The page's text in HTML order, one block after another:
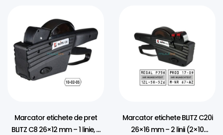
Marcator etichete de pret
BLITZ C8 26×12 mm – 1 linie, 8
Marcator etichete BLITZ C20i
26×16 mm – 2 linii (2×10